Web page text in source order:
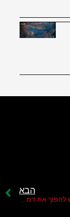
הבא